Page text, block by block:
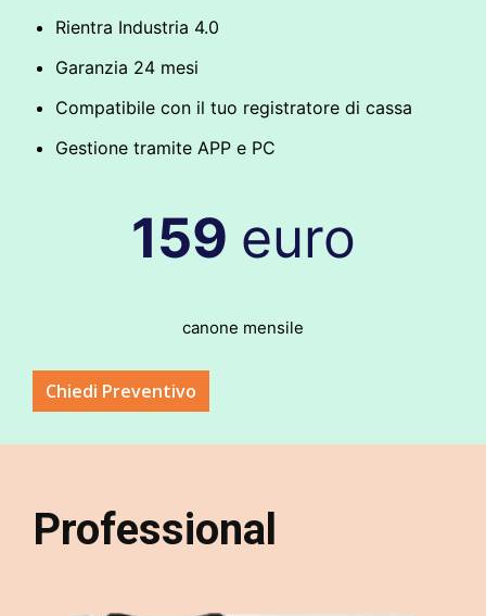
Rientra Industria 4.0
Garanzia 24 mesi
Compatibile con il tuo registratore di cassa
Gestione tramite APP e PC
159 euro
canone mensile
Chiedi Preventivo
Professional